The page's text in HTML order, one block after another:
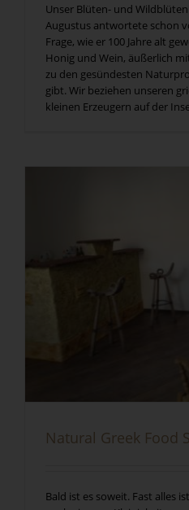
Unser Blüten- und
Augustus antwortete schon
Frage, wie er 100 Jahre alt
Honig und Wein, äußerlich
zu den gesündesten
gibt. Wir beziehen unseren
kleinen Erzeugern auf der
Natural Greek Food
Bald ist es soweit. Fast alles